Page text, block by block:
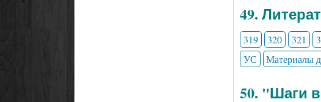
49.
319 320 321
УС
Материалы
50. "Шаги